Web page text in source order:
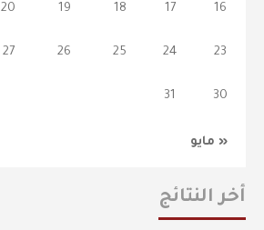
« مايو
16
17
18
19
20
23
24
25
26
27
30
31
أخر النتائج